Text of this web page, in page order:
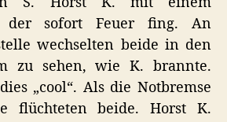
der sofort Feuer fing. An
wechselten beide in den
zu sehen, wie K. brannte.
„cool“. Als die Notbremse
flüchteten beide. Horst K.